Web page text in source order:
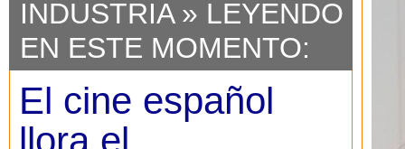
INDUSTRIA» LEYENDO
EN ESTE MOMENTO:
El cine español
llora el